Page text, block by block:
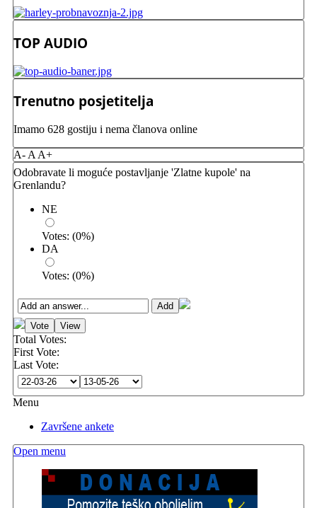
TOP AUDIO
Trenutno posjetitelja
Imamo 628 gostiju i nema članova online
A- A A+
Odobravate li moguće postavljanje 'Zlatne kupole' na
Grenlandu?
NE
Votes: (0%)
DA
Votes: (0%)
Total Votes:
First Vote:
Last Vote:
Menu
Završene ankete
Open menu